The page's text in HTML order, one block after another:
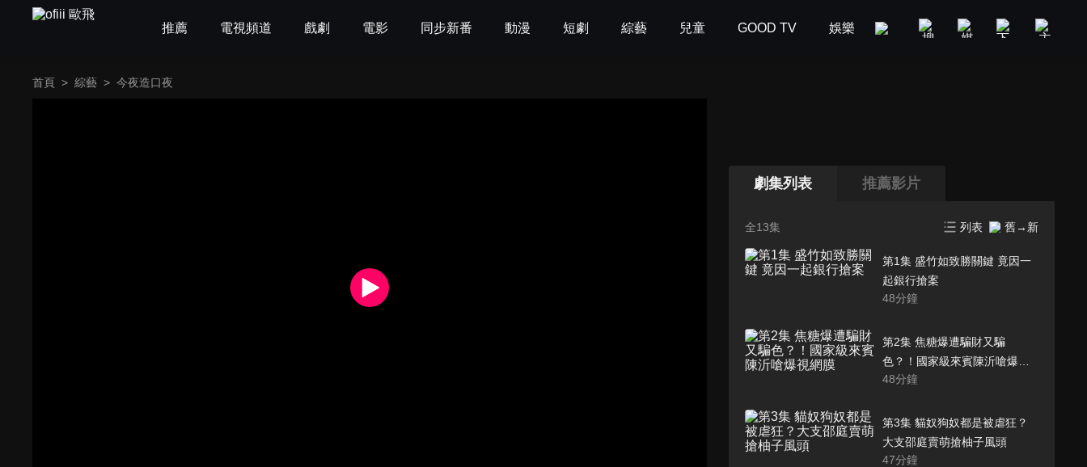
推薦 電視頻道 戲劇 電影 同步新番 動漫 短劇 綜藝 兒童 GOOD TV 娛樂 美食旅遊 新聞政論
首頁 > 綜藝 > 今夜造口夜
劇集列表 推薦影片
全13集 列表 舊→新
第1集 盛竹如致勝關鍵 竟因一
起銀行搶案
48分鐘
第2集 焦糖爆遭騙財又騙
色？！國家級來賓陳沂嗆爆視
網膜
48分鐘
第3集 貓奴狗奴都是被虐狂？
大支邵庭賣萌搶柚子風頭
47分鐘